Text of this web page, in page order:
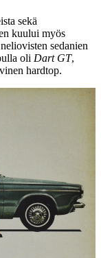
sekä
kuului myös
sedanien
oli Dart GT,
hardtop.